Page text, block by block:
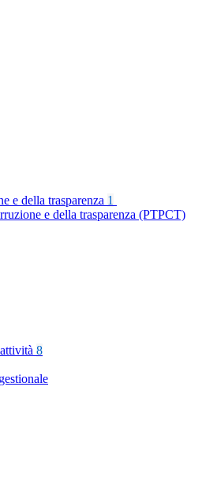
e della trasparenza 1
e della trasparenza (PTPCT)
8